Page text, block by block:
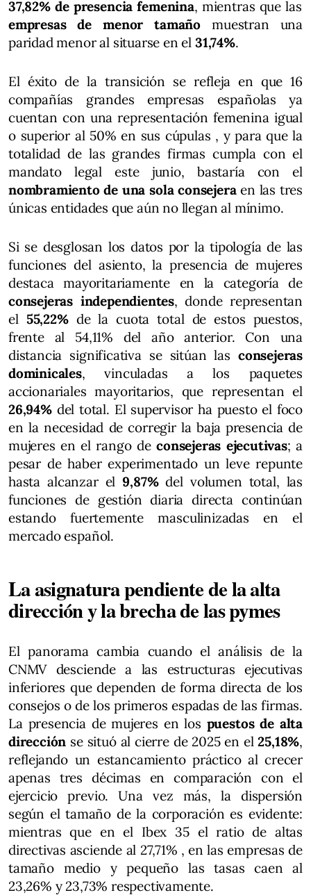
37,82% de presencia femenina, mientras que las
empresas de menor tamaño muestran una
paridad menor al situarse en el 31,74%.
El éxito de la transición se refleja en que 16
compañías grandes empresas españolas ya
cuentan con una representación femenina igual
o superior al 50% en sus cúpulas , y para que la
totalidad de las grandes firmas cumpla con el
mandato legal este junio, bastaría con el
nombramiento de una sola consejeraen las tres
únicas entidades que aún no llegan al mínimo.
Si se desglosan los datos por la tipología de las
funciones del asiento, la presencia de mujeres
destaca mayoritariamente en la categoría de
consejeras independientes, donde representan
el 55,22%de la cuota total de estos puestos,
frente al 54,11% del año anterior. Con una
distancia significativa se sitúan las consejeras
dominicales, vinculadas a los paquetes
accionariales mayoritarios, que representan el
26,94%del total. El supervisor ha puesto el foco
en la necesidad de corregir la baja presencia de
mujeres en el rango deconsejeras ejecutivas; a
pesar de haber experimentado un leve repunte
hasta alcanzar el9,87%del volumen total, las
funciones de gestión diaria directa continúan
estando fuertemente masculinizadas en el
mercado español.
La asignatura pendiente de la alta
dirección y la brecha de las pymes
El panorama cambia cuando el análisis de la
CNMV desciende a las estructuras ejecutivas
inferiores que dependen de forma directa de los
consejos o de los primeros espadas de las firmas.
La presencia de mujeres en los puestos de alta
dirección se situó al cierre de 2025 en el25,18%,
reflejando un estancamiento práctico al crecer
apenas tres décimas en comparación con el
ejercicio previo. Una vez más, la dispersión
según el tamaño de la corporación es evidente:
mientras que en el Ibex 35 el ratio de altas
directivas asciende al 27,71% , en las empresas de
tamaño medio y pequeño las tasas caen al
23,26% y 23,73% respectivamente.